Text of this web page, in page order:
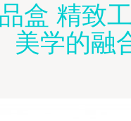
盒 精致
美学的融